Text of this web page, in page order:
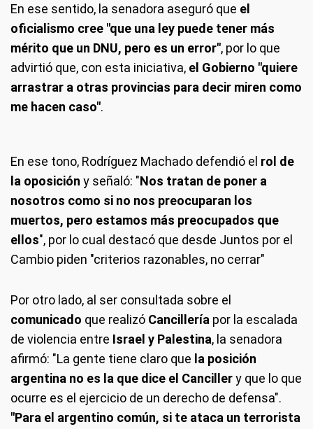
En ese sentido, la senadora aseguró que el
oficialismo cree "que una ley puede tener más
mérito que un DNU, pero es un error", por lo que
advirtió que, con esta iniciativa, el Gobierno "quiere
arrastrar a otras provincias para decir miren como
me hacen caso".
En ese tono, Rodríguez Machado defendió el rol de
la oposición y señaló: "Nos tratan de poner a
nosotros como si no nos preocuparan los
muertos, pero estamos más preocupados que
ellos", por lo cual destacó que desde Juntos por el
Cambio piden "criterios razonables, no cerrar"
Por otro lado, al ser consultada sobre el
comunicado que realizó Cancillería por la escalada
de violencia entre Israel y Palestina, la senadora
afirmó: "La gente tiene claro que la posición
argentina no es la que dice el Cancillery que lo que
ocurre es el ejercicio de un derecho de defensa".
"Para el argentino común, si te ataca un terrorista